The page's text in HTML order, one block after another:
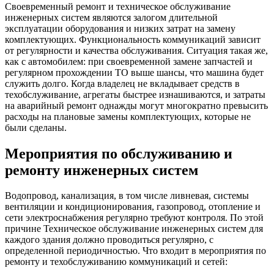
Своевременный ремонт и техническое обслуживание
инженерных систем являются залогом длительной
эксплуатации оборудования и низких затрат на замену
комплектующих. Функциональность коммуникаций зависит
от регулярности и качества обслуживания. Ситуация такая же,
как с автомобилем: при своевременной замене запчастей и
регулярном прохождении ТО выше шансы, что машина будет
служить долго. Когда владелец не вкладывает средств в
техобслуживание, агрегаты быстрее изнашиваются, и затраты
на аварийный ремонт однажды могут многократно превысить
расходы на плановые замены комплектующих, которые не
были сделаны.
Мероприятия по обслуживанию и
ремонту инженерных систем
Водопровод, канализация, в том числе ливневая, системы
вентиляции и кондиционирования, газопровод, отопление и
сети электроснабжения регулярно требуют контроля. По этой
причине Техническое обслуживание инженерных систем для
каждого здания должно проводиться регулярно, с
определенной периодичностью. Что входит в мероприятия по
ремонту и техобслуживанию коммуникаций и сетей: